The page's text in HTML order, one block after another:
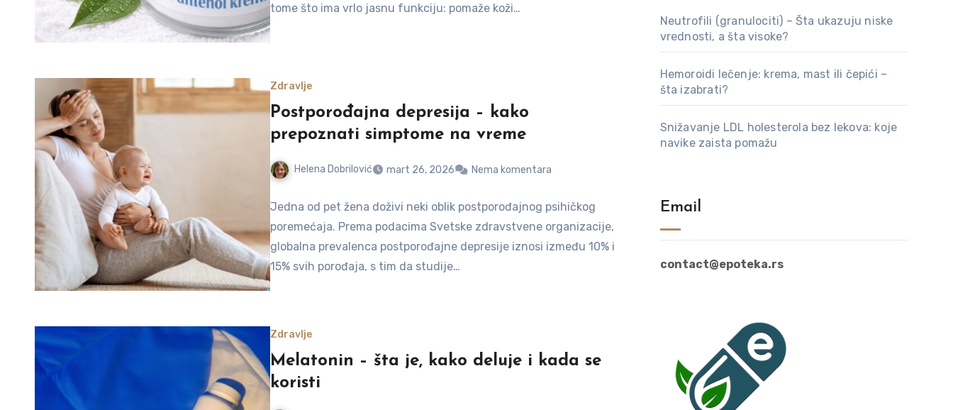
tome što ima vrlo jasnu funkciju: pomaže koži…
Zdravlje
Postporođajna depresija – kako
prepoznati simptome na vreme
Helena Dobrilović mart 26, 2026 Nema komentara
Jedna od pet žena doživi neki oblik postporođajnog psihičkog
poremećaja. Prema podacima Svetske zdravstvene organizacije,
globalna prevalenca postporođajne depresije iznosi između 10% i
15% svih porođaja, s tim da studije…
Zdravlje
Melatonin – šta je, kako deluje i kada se
koristi
Neutrofili (granulociti) – Šta ukazuju niske
vrednosti, a šta visoke?
Hemoroidi lečenje: krema, mast ili čepići –
šta izabrati?
Snižavanje LDL holesterola bez lekova: koje
navike zaista pomažu
Email
contact@epoteka.rs